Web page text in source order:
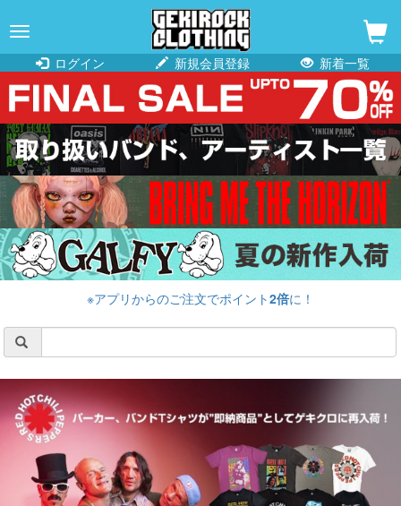
navigation
ログイン
新規会員登録 新着一覧
※アプリからのご注文でポイント2倍に！